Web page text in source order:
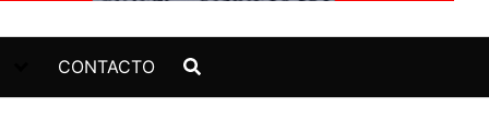
CONTACTO